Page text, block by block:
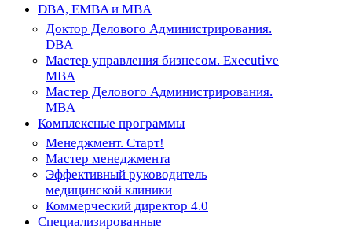
Close
DBA, EMBA и MBA
Доктор Делового Администрирования.
DBA
Мастер управления бизнесом. Executive
MBA
Мастер Делового Администрирования.
MBA
Комплексные программы
Менеджмент. Старт!
Мастер менеджмента
Эффективный руководитель
медицинской клиники
Коммерческий директор 4.0
Специализированные